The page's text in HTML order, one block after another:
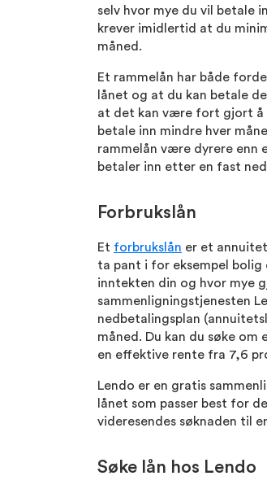
selv hvor mye du vil betale
krever imidlertid at du
måned.
Et rammelån har både
lånet og at du kan betale
at det kan være fort gjort å
betale inn mindre hver
rammelån være dyrere enn
betaler inn etter en fast
Forbrukslån
Et forbrukslån er et
ta pant i for eksempel bolig
inntekten din og hvor mye
sammenligningstjenesten
nedbetalingsplan
måned. Du kan du søke om
en effektive rente fra 7,6
Lendo er en gratis
lånet som passer best for
videresendes søknaden til
Søke lån hos Lendo